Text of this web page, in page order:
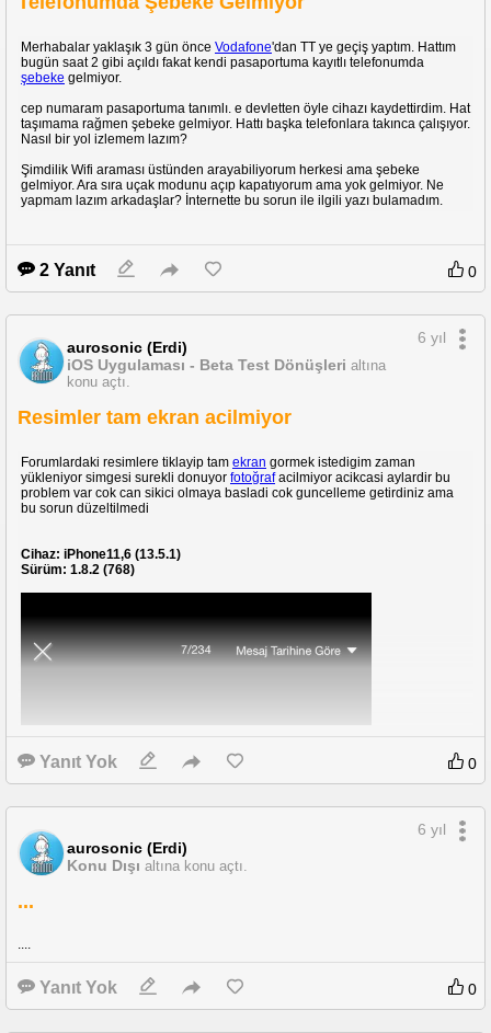
Merhabalar yaklaşık 3 gün önce Vodafone'dan TT ye geçiş yaptım. Hattım
bugün saat 2 gibi açıldı fakat kendi pasaportuma kayıtlı telefonumda
şebeke gelmiyor.
cep numaram pasaportuma tanımlı. e devletten öyle cihazı kaydettirdim. Hat
taşımama rağmen şebeke gelmiyor. Hattı başka telefonlara takınca çalışıyor.
Nasıl bir yol izlemem lazım?
Şimdilik Wifi araması üstünden arayabiliyorum herkesi ama şebeke
gelmiyor. Ara sıra uçak modunu açıp kapatıyorum ama yok gelmiyor. Ne
yapmam lazım arkadaşlar? İnternette bu sorun ile ilgili yazı bulamadım.
2 Yanıt 0
aurosonic (Erdi)
iOS Uygulaması - Beta Test Dönüşleri altına
konu açtı.
6 yıl
Resimler tam ekran acilmiyor
Forumlardaki resimlere tiklayip tam ekran gormek istedigim zaman
yükleniyor simgesi surekli donuyor fotoğrafacilmiyor acikcasi aylardir bu
problem var cok can sikici olmaya basladi cok guncelleme getirdiniz ama
bu sorun düzeltilmedi
Cihaz: iPhone11,6 (13.5.1)
Sürüm: 1.8.2 (768)
Yanıt Yok 0
aurosonic (Erdi)
Konu Dışı altına konu açtı.
6 yıl
...
Yanıt Yok 0